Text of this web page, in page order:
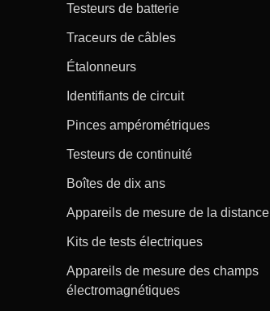
Testeurs de batterie
Traceurs de câbles
Étalonneurs
Identifiants de circuit
Pinces ampérométriques
Testeurs de continuité
Boîtes de dix ans
Appareils de mesure de la distance
Kits de tests électriques
Appareils de mesure des champs
électromagnétiques